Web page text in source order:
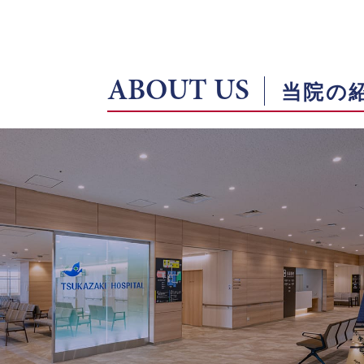
ABOUT US 当院の